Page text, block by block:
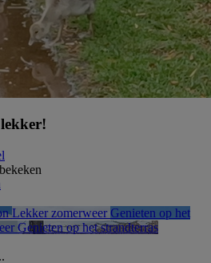
Lekker zomerweer Genieten op het
Genieten op het strandterras